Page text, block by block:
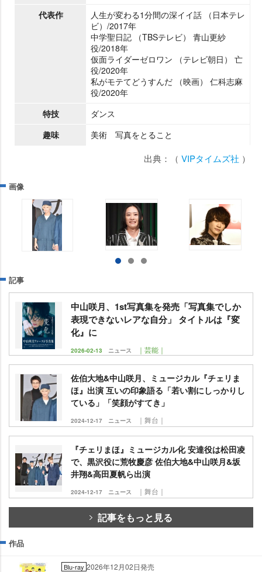
代表作
人生が変わる1分間の深イイ話 （日本テレ
ビ）/2017年
中学聖日記 （TBSテレビ） 青山更紗
役/2018年
仮面ライダーゼロワン （テレビ朝日） 亡
役/2020年
私がモテてどうすんだ （映画） 仁科志麻
役/2020年
特技
ダンス
趣味
美術 写真をとること
出典：（ VIPタイムズ社 ）
画像
記事
中山咲月、1st写真集を発売「写真集でしか
表現できないレアな自分」 タイトルは『変
化』に
2026-02-13 ニュース ｜芸能｜
佐伯大地&中山咲月、ミュージカル『チェリま
ほ』出演 互いの印象語る「若い割にしっかりし
ている」「笑顔がすてき」
2024-12-17 ニュース ｜舞台｜
『チェリまほ』ミュージカル化 安達役は松田凌
で、黒沢役に荒牧慶彦 佐伯大地&中山咲月&坂
井翔&高田夏帆ら出演
2024-12-17 ニュース ｜舞台｜
記事をもっと見る
作品
Blu-ray 2026年12月02日発売